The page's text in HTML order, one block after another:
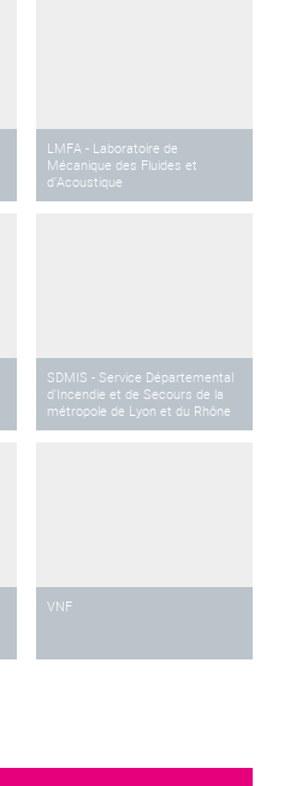
LMFA - Laboratoire de
Mécanique des Fluides et
d’Acoustique
SDMIS - Service Départemental
d'Incendie et de Secours de la
métropole de Lyon et du Rhône
VNF